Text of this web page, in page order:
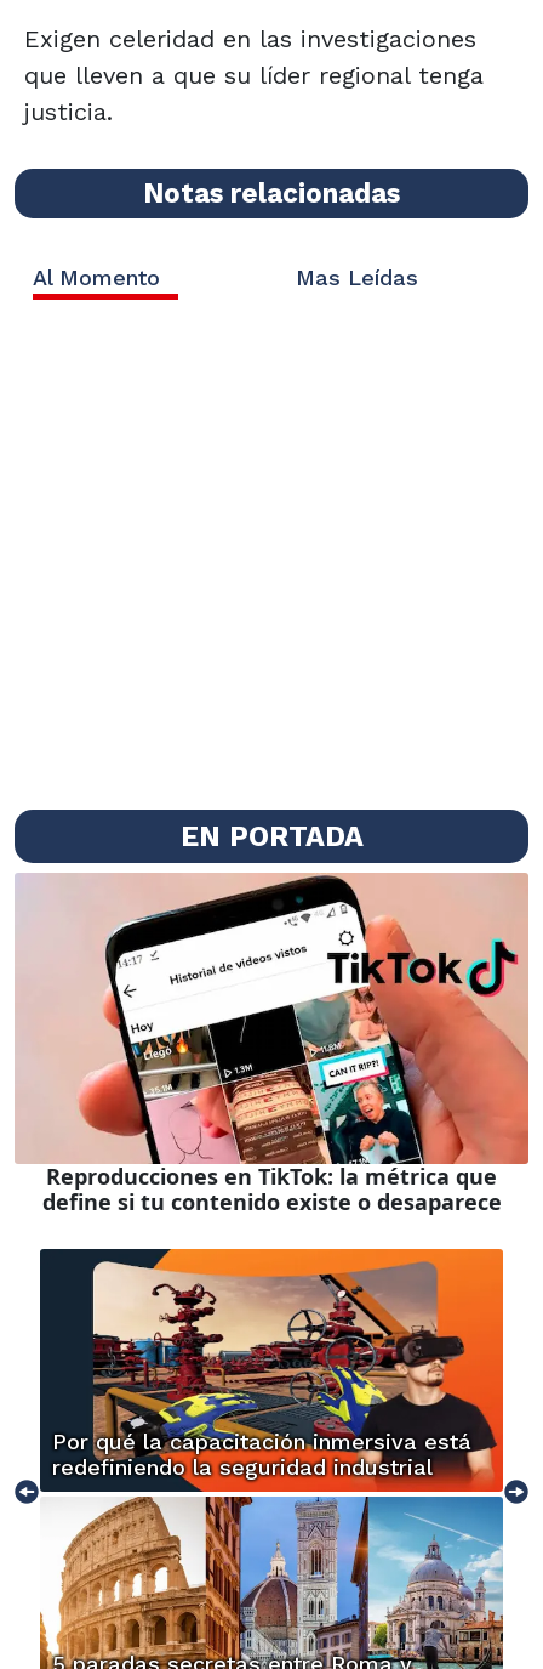
Exigen celeridad en las investigaciones
que lleven a que su líder regional tenga
justicia.
Notas relacionadas
Al Momento Mas Leídas
EN PORTADA
Reproducciones en TikTok: la métrica que
define si tu contenido existe o desaparece
Por qué la capacitación inmersiva está
redefiniendo la seguridad industrial
5 paradas secretas entre Roma y